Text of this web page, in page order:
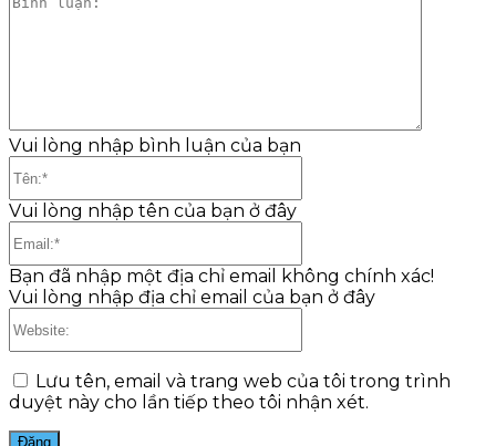
Vui lòng nhập bình luận của bạn
Vui lòng nhập tên của bạn ở đây
Bạn đã nhập một địa chỉ email không chính xác!
Vui lòng nhập địa chỉ email của bạn ở đây
Lưu tên, email và trang web của tôi trong trình
duyệt này cho lần tiếp theo tôi nhận xét.